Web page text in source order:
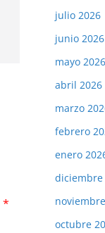
*
julio 2026
junio 2026
mayo 2026
abril 2026
marzo
febrero
enero
diciembre
octubre